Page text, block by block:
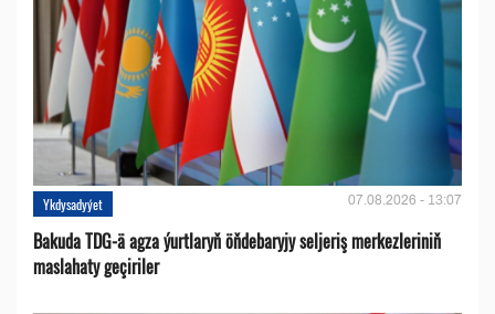
Ykdysadyýet 07.08.2026 - 13:07
Bakuda TDG-ä agza ýurtlaryň öňdebaryjy seljeriş merkezleriniň
maslahaty geçiriler